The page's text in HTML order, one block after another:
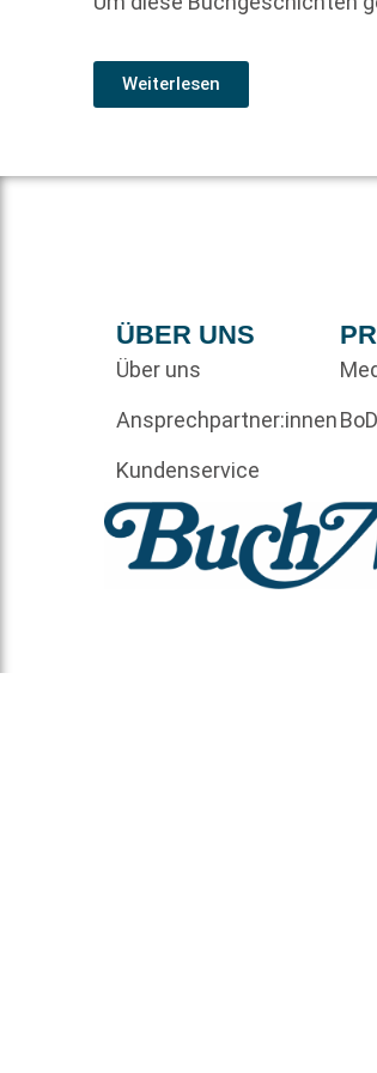
Weiterlesen
ÜBER UNS
Über uns
Ansprechpartner:innen
Kundenservice